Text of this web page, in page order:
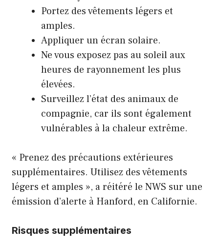
Portez des vêtements légers et
amples.
Appliquer un écran solaire.
Ne vous exposez pas au soleil aux
heures de rayonnement les plus
élevées.
Surveillez l’état des animaux de
compagnie, car ils sont également
vulnérables à la chaleur extrême.
« Prenez des précautions extérieures
supplémentaires. Utilisez des vêtements
légers et amples », a réitéré le NWS sur une
émission d’alerte à Hanford, en Californie.
Risques supplémentaires